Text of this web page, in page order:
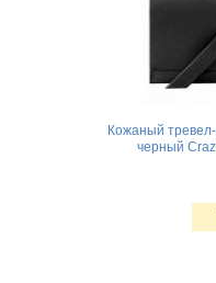
Кожаный
черный